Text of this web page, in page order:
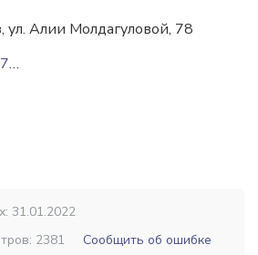
ул. Алии Молдагуловой, 78
+7 (7187) 34 78 27
31.01.2022
2381
Сообщить об ошибке